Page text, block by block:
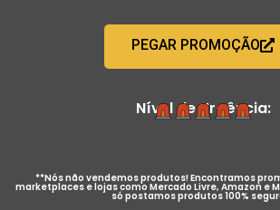
PEGAR PROMOÇÃO
Nível de Urgência:
**Nós não vendemos produtos! Encontramos
marketplaces e lojas como Mercado Livre, Amazon e
só postamos produtos 100%